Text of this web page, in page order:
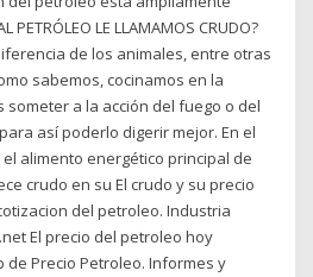
PETRÓLEO LE LLAMAMOS CRUDO?
de los animales, entre otras
sabemos, cocinamos en la
a la acción del fuego o del
así poderlo digerir mejor. En el
alimento energético principal de
crudo en su El crudo y su precio
del petroleo. Industria
El precio del petroleo hoy
Precio Petroleo. Informes y